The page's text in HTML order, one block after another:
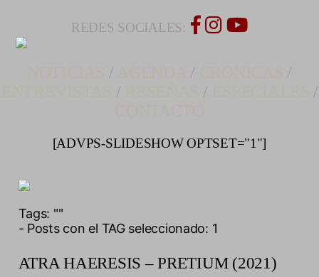
REDES SOCIALES:
/ /
/
/ /
/
[ADVPS-SLIDESHOW OPTSET="1"]
Tags: ""
- Posts con el TAG seleccionado: 1
ATRA HAERESIS – PRETIUM (2021)